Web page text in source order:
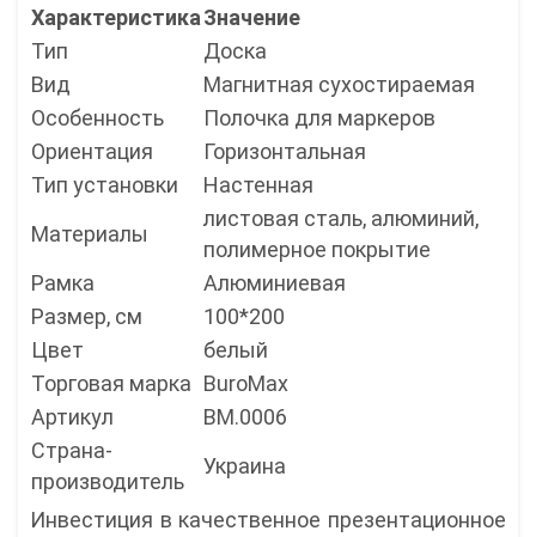
ХарактеристикаЗначение
Тип
Доска
Вид
Магнитная сухостираемая
Особенность
Полочка для маркеров
Ориентация
Горизонтальная
Тип установки
Настенная
Материалы
листовая сталь, алюминий,
полимерное покрытие
Рамка
Алюминиевая
Размер, см
100*200
Цвет
белый
Торговая марка BuroMax
Артикул
BM.0006
Страна-
производитель
Украина
Инвестиция в качественное презентационное